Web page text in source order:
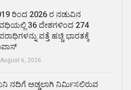
ರಿಂದ 2026 ರ ನಡುವಿನ
36 ದೇಶಗಳಿಂದ 274
ಪತ್ತೆ ಹಚ್ಚಿ ಭಾರತಕ್ಕೆ
August 6, 2026
ನದಿಗೆ ಅಡ್ಡಲಾಗಿ ನಿರ್ಮಿಸಲಿರುವ